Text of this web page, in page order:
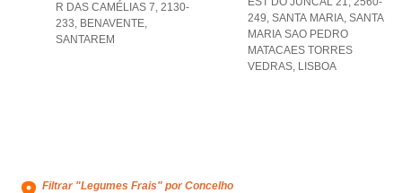
R DAS CAMÉLIAS 7, 2130-
233, BENAVENTE,
SANTAREM
249, SANTA MARIA, SANTA
MARIA SAO PEDRO
MATACAES TORRES
VEDRAS, LISBOA
Filtrar "Legumes Frais" por Concelho